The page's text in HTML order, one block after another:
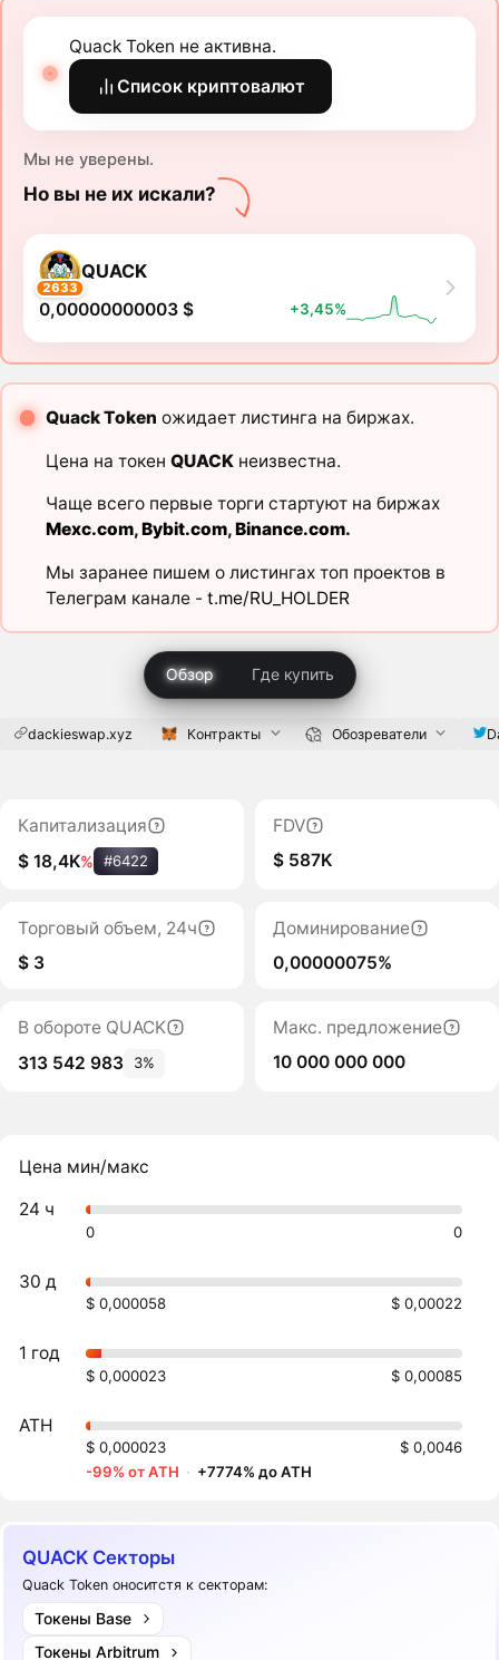
Quack Token не активна.
Список криптовалют
Мы не уверены.
Но вы не их искали?
2633
QUACK
0,00000000003 $ +3,45%
Quack Token ожидает листинга на биржах.
Цена на токен QUACKнеизвестна.
Чаще всего первые торги стартуют на биржах
Mexc.com,Bybit.com,Binance.com.
Мы заранее пишем о листингах топ проектов в
Телеграм канале - t.me/RU_HOLDER
Обзор Где купить
dackieswap.xyz Контракты Обозреватели
Капитализация
$ 18,4K% #6422
FDV
$ 587K
Торговый объем, 24ч
$ 3
Доминирование
0,00000075%
В обороте QUACK
313 542 983
3%
Макс. предложение
10 000 000 000
Цена мин/макс
24 ч
0 0
30 д
$ 0,000058 $ 0,00022
1 год
$ 0,000023 $ 0,00085
ATH
$ 0,000023
$ 0,0046
-99% от ATH · +7774% до ATH
QUACK Секторы
Quack Token оноситстя к секторам:
Токены Base
Токены Arbitrum